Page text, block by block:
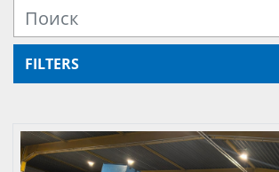
FILTERS